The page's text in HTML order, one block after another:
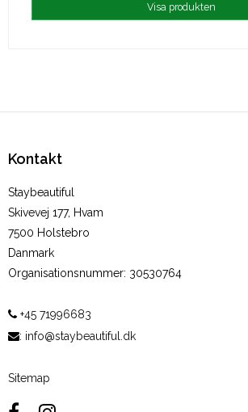
Visa produkten
Kontakt
Staybeautiful
Skivevej 177, Hvam
7500 Holstebro
Danmark
Organisationsnummer: 30530764
+45 71996683
: info@staybeautiful.dk
Sitemap